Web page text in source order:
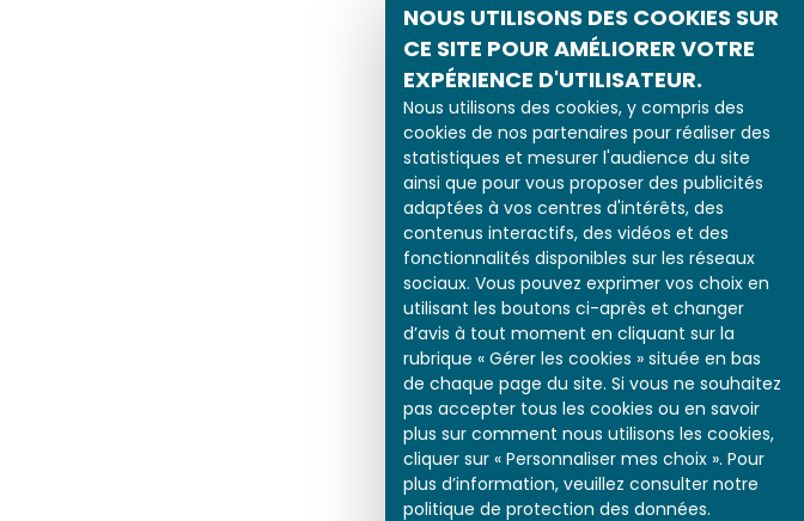
NOUS UTILISONS DES COOKIES SUR
CE SITE POUR AMÉLIORER VOTRE
EXPÉRIENCE D'UTILISATEUR.
Nous utilisons des cookies, y compris des
cookies de nos partenaires pour réaliser des
statistiques et mesurer l'audience du site
ainsi que pour vous proposer des publicités
adaptées à vos centres d'intérêts, des
contenus interactifs, des vidéos et des
fonctionnalités disponibles sur les réseaux
sociaux. Vous pouvez exprimer vos choix en
utilisant les boutons ci-après et changer
d’avis à tout moment en cliquant sur la
rubrique « Gérer les cookies » située en bas
de chaque page du site. Si vous ne souhaitez
pas accepter tous les cookies ou en savoir
plus sur comment nous utilisons les cookies,
cliquer sur « Personnaliser mes choix ». Pour
plus d’information, veuillez consulter notre
politique de protection des données.